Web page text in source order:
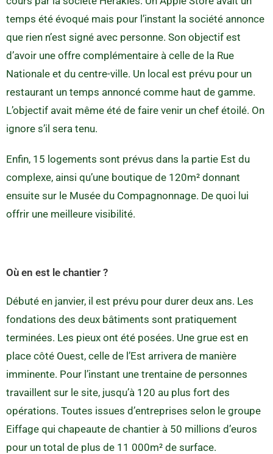
temps été évoqué mais pour l’instant la société annonce
que rien n’est signé avec personne. Son objectif est
d’avoir une offre complémentaire à celle de la Rue
Nationale et du centre-ville. Un local est prévu pour un
restaurant un temps annoncé comme haut de gamme.
L’objectif avait même été de faire venir un chef étoilé. On
ignore s’il sera tenu.
Enfin, 15 logements sont prévus dans la partie Est du
complexe, ainsi qu’une boutique de 120m² donnant
ensuite sur le Musée du Compagnonnage. De quoi lui
offrir une meilleure visibilité.
Où en est le chantier ?
Débuté en janvier, il est prévu pour durer deux ans. Les
fondations des deux bâtiments sont pratiquement
terminées. Les pieux ont été posées. Une grue est en
place côté Ouest, celle de l’Est arrivera de manière
imminente. Pour l’instant une trentaine de personnes
travaillent sur le site, jusqu’à 120 au plus fort des
opérations. Toutes issues d’entreprises selon le groupe
Eiffage qui chapeaute de chantier à 50 millions d’euros
pour un total de plus de 11 000m² de surface.